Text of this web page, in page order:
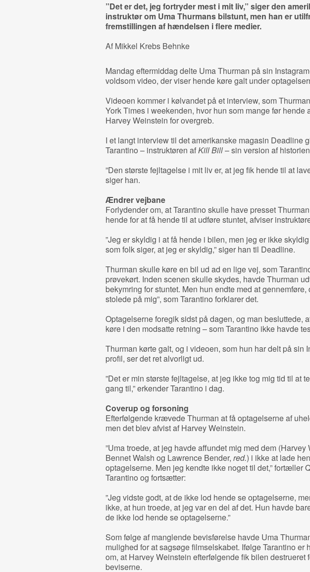
”Det er det, jeg fortryder mest i mit liv,” siger den
instruktør om Uma Thurmans bilstunt, men han er
fremstillingen af hændelsen i flere medier.
Af Mikkel Krebs Behnke
Mandag eftermiddag delte Uma Thurman på sin
voldsom video, der viser hende køre galt under
Videoen kommer i kølvandet på et interview, som
York Times i weekenden, hvor hun som mange før hende
Harvey Weinstein for overgreb.
I et langt interview til det amerikanske magasin Deadline
Tarantino – instruktøren afKill Bill– sin version af
”Den største fejltagelse i mit liv er, at jeg fik hende til at
siger han.
Ændrer vejbane
Forlydender om, at Tarantino skulle have presset
hende for at få hende til at udføre stuntet, afviser
”Jeg er skyldig i at få hende i bilen, men jeg er ikke
som folk siger, at jeg er skyldig,” siger han til Deadline.
Thurman skulle køre en bil ud ad en lige vej, som
prøvekørt. Inden scenen skulle skydes, havde Thurman
bekymring for stuntet. Men hun endte med at gennemføre,
stolede på mig”, som Tarantino forklarer det.
Optagelserne foregik sidst på dagen, og man besluttede,
køre i den modsatte retning – som Tarantino ikke havde
Thurman kørte galt, og i videoen, som hun har delt på sin
profil, ser det ret alvorligt ud.
”Det er min største fejltagelse, at jeg ikke tog mig tid til at
gang til,” erkender Tarantino i dag.
Coverup og forsoning
Efterfølgende krævede Thurman at få optagelserne af
men det blev afvist af Harvey Weinstein.
”Uma troede, at jeg havde affundet mig med dem (Harvey
Bennet Walsh og Lawrence Bender, red.) i ikke at lade
optagelserne. Men jeg kendte ikke noget til det,” fortæller
Tarantino og fortsætter:
”Jeg vidste godt, at de ikke lod hende se optagelserne,
ikke, at hun troede, at jeg var en del af det. Hun havde
de ikke lod hende se optagelserne.”
Som følge af manglende bevisførelse havde Uma
mulighed for at sagsøge filmselskabet. Ifølge Tarantino er
om, at Harvey Weinstein efterfølgende fik bilen destrueret
beviserne.